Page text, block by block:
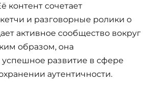
контент сочетает
и разговорные ролики о
активное сообщество вокруг
образом, она
развитие в сфере
аутентичности.